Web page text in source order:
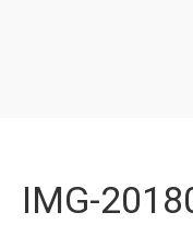
IMG-